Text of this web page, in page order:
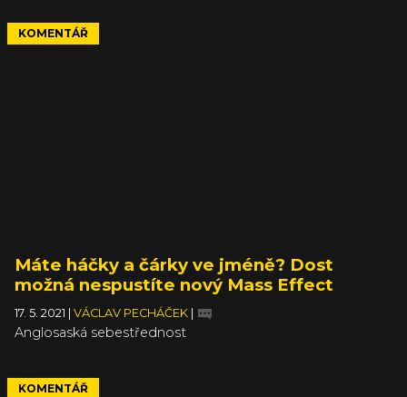
KOMENTÁŘ
Máte háčky a čárky ve jméně? Dost
možná nespustíte nový Mass Effect
17. 5. 2021 VÁCLAV PECHÁČEK
Anglosaská sebestřednost
KOMENTÁŘ